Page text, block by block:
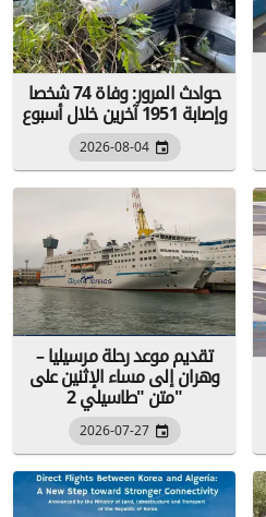
حوادث المرور: وفاة 74 شخصا
وإصابة 1951 آخرين خلال أسبوع
2026-08-04
تقديم موعد رحلة مرسيليا –
وهران إلى مساء الإثنين على
متن "طاسيلي 2"
2026-07-27